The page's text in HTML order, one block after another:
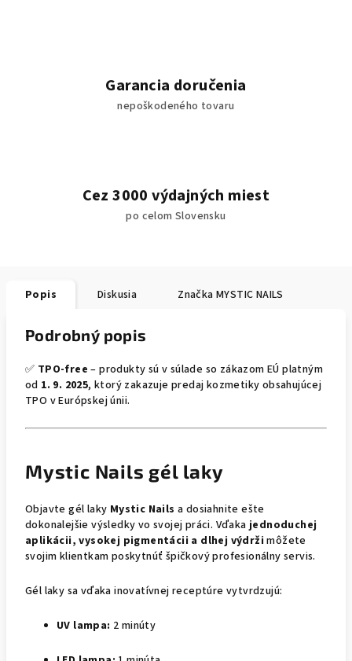
Garancia doručenia
nepoškodeného tovaru
Cez 3000 výdajných miest
po celom Slovensku
Popis Diskusia Značka MYSTIC NAILS
Podrobný popis
✅ TPO-free – produkty sú v súlade so zákazom EÚ platným
od 1. 9. 2025, ktorý zakazuje predaj kozmetiky obsahujúcej
TPO v Európskej únii.
Mystic Nails gél laky
Objavte gél laky Mystic Nails a dosiahnite ešte
dokonalejšie výsledky vo svojej práci. Vďakajednoduchej
aplikácii, vysokej pigmentácii a dlhej výdrži môžete
svojim klientkam poskytnúť špičkový profesionálny servis.
Gél laky sa vďaka inovatívnej receptúre vytvrdzujú:
UV lampa: 2 minúty